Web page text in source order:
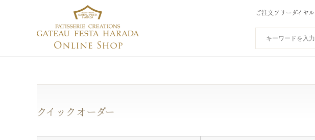
ご注文フリーダイヤル
クイックオーダー